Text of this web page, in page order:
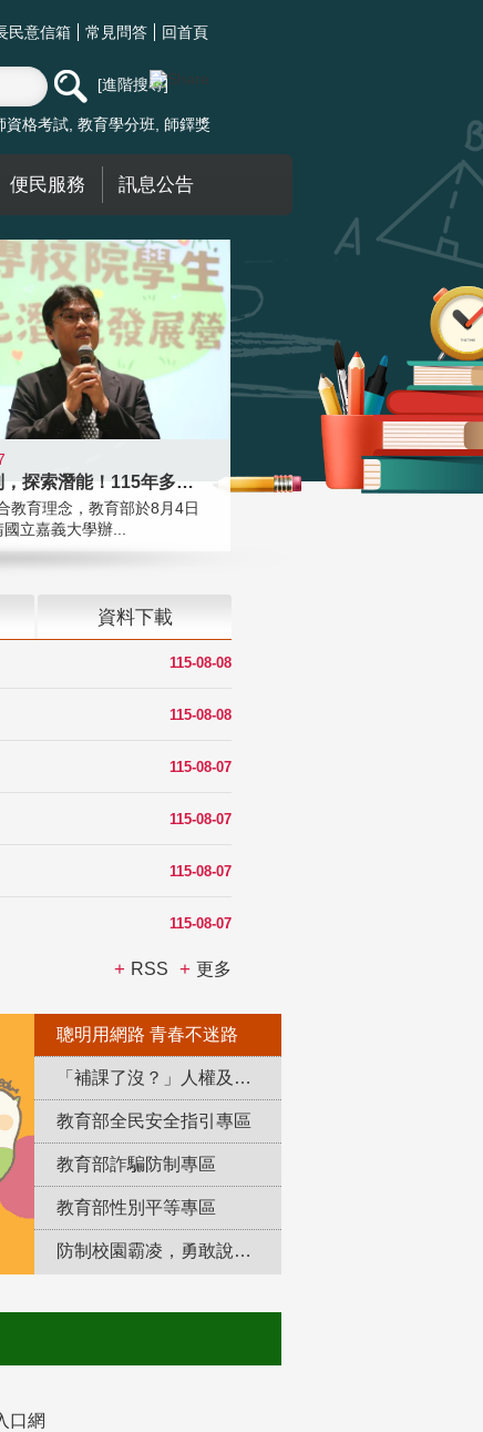
民意信箱 常見問答 回首頁
進階搜尋
資格考試 教育學分班 師鐸獎
便民服務 訊息公告
跨越限制，探索潛能！115年多元潛
教育理念，教育部於8月4日
立嘉義大學辦...
資料下載
115-08-08
115-08-08
115-08-07
115-08-07
115-08-07
115-08-07
RSS 更多
聰明用網路 青春不迷路
「補課了沒？」人權及轉型正義教育專區
教育部全民安全指引專區
教育部詐騙防制專區
教育部性別平等專區
防制校園霸凌，勇敢說出來！
口網